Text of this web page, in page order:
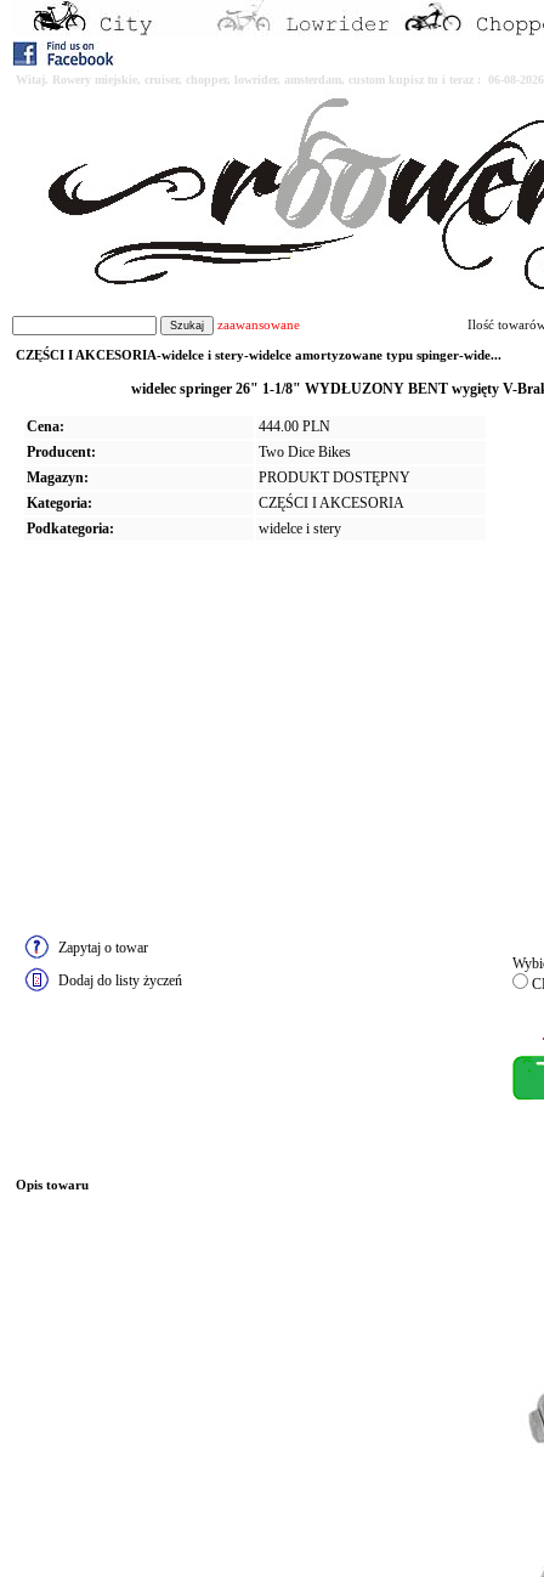
Witaj. Rowery miejskie, cruiser, chopper, lowrider, amsterdam, custom kupisz tu i teraz : 06-08-
zaawansowane Ilość
CZĘŚCI I AKCESORIA-widelce i stery-widelce amortyzowane typu spinger-wide...
widelec springer 26" 1-1/8" WYDŁUZONY BENT wygięty V-
Cena:
444.00 PLN
Producent:
Two Dice Bikes
Magazyn:
PRODUKT DOSTĘPNY
Kategoria:
CZĘŚCI I AKCESORIA
Podkategoria:
widelce i stery
Zapytaj o towar
Dodaj do listy życzeń
Opis towaru